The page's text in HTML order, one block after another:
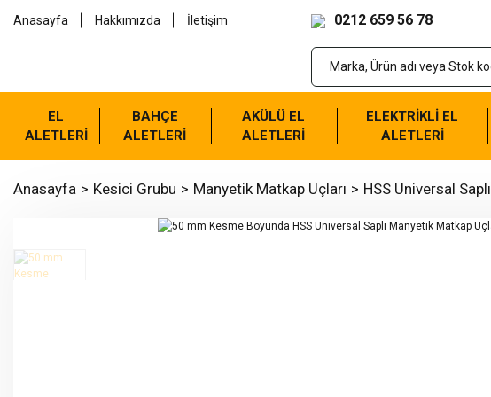
Anasayfa Hakkımızda İletişim 0212 659 56 78
EL
ALETLERİ
BAHÇE
ALETLERİ
AKÜLÜ EL
ALETLERİ
ELEKTRİKLİ EL
ALETLERİ
Anasayfa Kesici Grubu Manyetik Matkap Uçları HSS Universal Saplı